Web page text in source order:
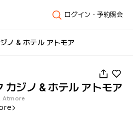
ログイン・予約照会
ノ & ホテル アトモア
カジノ & ホテル アトモア
Atmore